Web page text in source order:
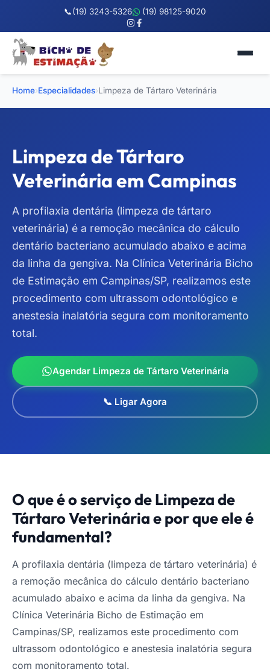
📞(19) 3243-5326 (19) 98125-9020
Home›Especialidades›Limpeza de Tártaro Veterinária
Limpeza de Tártaro
Veterinária em Campinas
A profilaxia dentária (limpeza de tártaro
veterinária) é a remoção mecânica do cálculo
dentário bacteriano acumulado abaixo e acima
da linha da gengiva. Na Clínica Veterinária Bicho
de Estimação em Campinas/SP, realizamos este
procedimento com ultrassom odontológico e
anestesia inalatória segura com monitoramento
total.
Agendar Limpeza de Tártaro Veterinária
📞 Ligar Agora
O que é o serviço de Limpeza de
Tártaro Veterinária e por que ele é
fundamental?
A profilaxia dentária (limpeza de tártaro veterinária) é
a remoção mecânica do cálculo dentário bacteriano
acumulado abaixo e acima da linha da gengiva. Na
Clínica Veterinária Bicho de Estimação em
Campinas/SP, realizamos este procedimento com
ultrassom odontológico e anestesia inalatória segura
com monitoramento total.